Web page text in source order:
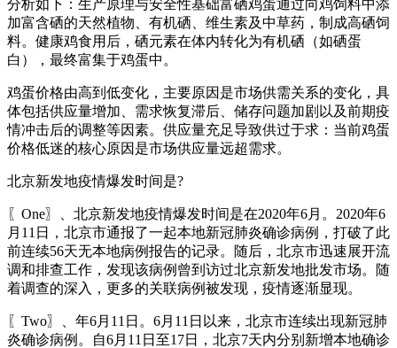
分析如下：生产原理与安全性基础富硒鸡蛋通过向鸡饲料中添
加富含硒的天然植物、有机硒、维生素及中草药，制成高硒饲
料。健康鸡食用后，硒元素在体内转化为有机硒（如硒蛋
白），最终富集于鸡蛋中。
鸡蛋价格由高到低变化，主要原因是市场供需关系的变化，具
体包括供应量增加、需求恢复滞后、储存问题加剧以及前期疫
情冲击后的调整等因素。供应量充足导致供过于求：当前鸡蛋
价格低迷的核心原因是市场供应量远超需求。
北京新发地疫情爆发时间是?
〖One〗、北京新发地疫情爆发时间是在2020年6月。2020年6
月11日，北京市通报了一起本地新冠肺炎确诊病例，打破了此
前连续56天无本地病例报告的记录。随后，北京市迅速展开流
调和排查工作，发现该病例曾到访过北京新发地批发市场。随
着调查的深入，更多的关联病例被发现，疫情逐渐显现。
〖Two〗、年6月11日。6月11日以来，北京市连续出现新冠肺
炎确诊病例。自6月11日至17日，北京7天内分别新增本地确诊